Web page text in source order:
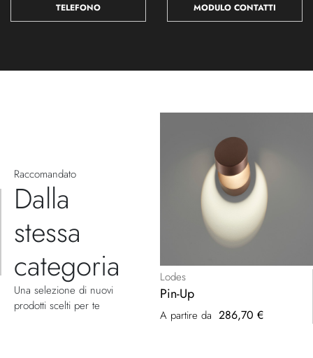
TELEFONO MODULO CONTATTI
Raccomandato
Dalla
stessa
categoria
Una selezione di nuovi
prodotti scelti per te
Lodes
Pin-Up
A partire da 286,70 €